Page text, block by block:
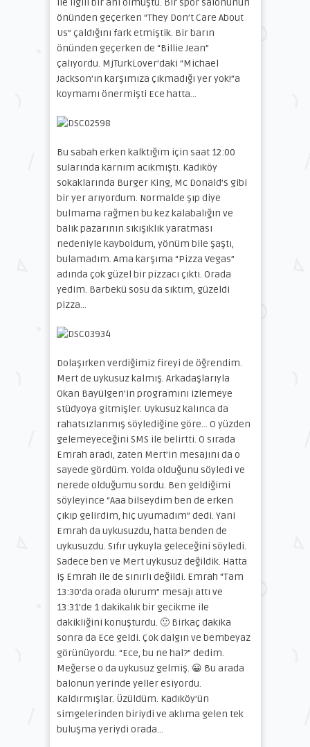
ile ilgili bir anı olmuştu. Bir spor salonunun
önünden geçerken “They Don’t Care About
Us” çaldığını fark etmiştik. Bir barın
önünden geçerken de “Billie Jean”
çalıyordu. MjTurkLover’daki “Michael
Jackson’ın karşımıza çıkmadığı yer yok!”a
koymamı önermişti Ece hatta…
Bu sabah erken kalktığım için saat 12:00
sularında karnım acıkmıştı. Kadıköy
sokaklarında Burger King, Mc Donald’s gibi
bir yer arıyordum. Normalde şıp diye
bulmama rağmen bu kez kalabalığın ve
balık pazarının sıkışıklık yaratması
nedeniyle kayboldum, yönüm bile şaştı,
bulamadım. Ama karşıma “Pizza Vegas”
adında çok güzel bir pizzacı çıktı. Orada
yedim. Barbekü sosu da sıktım, güzeldi
pizza…
Dolaşırken verdiğimiz fireyi de öğrendim.
Mert de uykusuz kalmış. Arkadaşlarıyla
Okan Bayülgen’in programını izlemeye
stüdyoya gitmişler. Uykusuz kalınca da
rahatsızlanmış söylediğine göre… O yüzden
gelemeyeceğini SMS ile belirtti. O sırada
Emrah aradı, zaten Mert’in mesajını da o
sayede gördüm. Yolda olduğunu söyledi ve
nerede olduğumu sordu. Ben geldiğimi
söyleyince “Aaa bilseydim ben de erken
çıkıp gelirdim, hiç uyumadım” dedi. Yani
Emrah da uykusuzdu, hatta benden de
uykusuzdu. Sıfır uykuyla geleceğini söyledi.
Sadece ben ve Mert uykusuz değildik. Hatta
iş Emrah ile de sınırlı değildi. Emrah “Tam
13:30’da orada olurum” mesajı attı ve
13:31’de 1 dakikalık bir gecikme ile
dakikliğini konuşturdu. 🙂 Birkaç dakika
sonra da Ece geldi. Çok dalgın ve bembeyaz
görünüyordu. “Ece, bu ne hal?” dedim.
Meğerse o da uykusuz gelmiş. 😀 Bu arada
balonun yerinde yeller esiyordu.
Kaldırmışlar. Üzüldüm. Kadıköy’ün
simgelerinden biriydi ve aklıma gelen tek
buluşma yeriydi orada…